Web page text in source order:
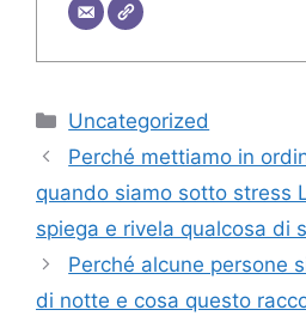
Categorie
Uncategorized
Perché mettiamo in
quando siamo sotto stress
spiega e rivela qualcosa di
Perché alcune persone
di notte e cosa questo